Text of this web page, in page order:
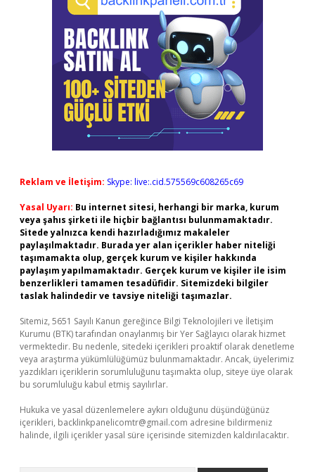
Reklam ve İletişim: Skype: live:.cid.575569c608265c69
Yasal Uyarı: Bu internet sitesi, herhangi bir marka, kurum
veya şahıs şirketi ile hiçbir bağlantısı bulunmamaktadır.
Sitede yalnızca kendi hazırladığımız makaleler
paylaşılmaktadır. Burada yer alan içerikler haber niteliği
taşımamakta olup, gerçek kurum ve kişiler hakkında
paylaşım yapılmamaktadır. Gerçek kurum ve kişiler ile isim
benzerlikleri tamamen tesadüfidir. Sitemizdeki bilgiler
taslak halindedir ve tavsiye niteliği taşımazlar.
Sitemiz, 5651 Sayılı Kanun gereğince Bilgi Teknolojileri ve İletişim
Kurumu (BTK) tarafından onaylanmış bir Yer Sağlayıcı olarak hizmet
vermektedir. Bu nedenle, sitedeki içerikleri proaktif olarak denetleme
veya araştırma yükümlülüğümüz bulunmamaktadır. Ancak, üyelerimiz
yazdıkları içeriklerin sorumluluğunu taşımakta olup, siteye üye olarak
bu sorumluluğu kabul etmiş sayılırlar.
Hukuka ve yasal düzenlemelere aykırı olduğunu düşündüğünüz
içerikleri, backlinkpanelicomtr@gmail.com adresine bildirmeniz
halinde, ilgili içerikler yasal süre içerisinde sitemizden kaldırılacaktır.